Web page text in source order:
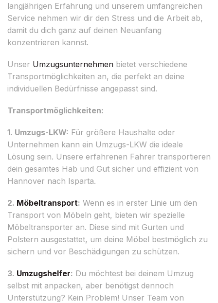
langjährigen Erfahrung und unserem umfangreichen
Service nehmen wir dir den Stress und die Arbeit ab,
damit du dich ganz auf deinen Neuanfang
konzentrieren kannst.
Unser Umzugsunternehmen bietet verschiedene
Transportmöglichkeiten an, die perfekt an deine
individuellen Bedürfnisse angepasst sind.
Transportmöglichkeiten:
1. Umzugs-LKW: Für größere Haushalte oder
Unternehmen kann ein Umzugs-LKW die ideale
Lösung sein. Unsere erfahrenen Fahrer transportieren
dein gesamtes Hab und Gut sicher und effizient von
Hannover nach Isparta.
2. Möbeltransport: Wenn es in erster Linie um den
Transport von Möbeln geht, bieten wir spezielle
Möbeltransporter an. Diese sind mit Gurten und
Polstern ausgestattet, um deine Möbel bestmöglich zu
sichern und vor Beschädigungen zu schützen.
3. Umzugshelfer: Du möchtest bei deinem Umzug
selbst mit anpacken, aber benötigst dennoch
Unterstützung? Kein Problem! Unser Team von